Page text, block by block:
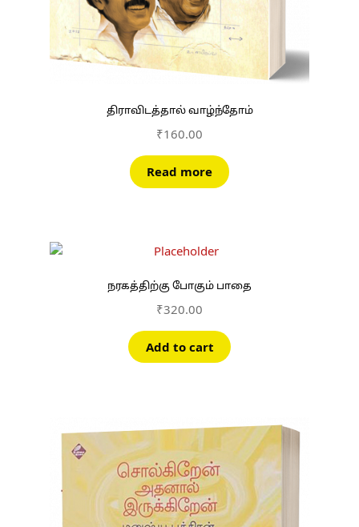
திராவிடத்தால் வாழ்ந்தோம்
₹160.00
Read more
நரகத்திற்கு போகும் பாதை
₹320.00
Add to cart